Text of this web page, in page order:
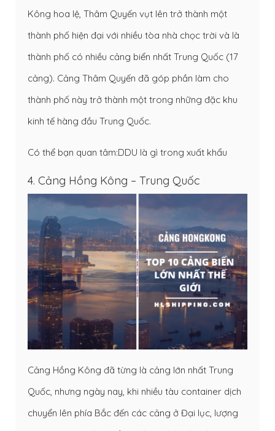
Kông hoa lệ, Thâm Quyến vụt lên trở thành một
thành phố hiện đại với nhiều tòa nhà chọc trời và là
thành phố có nhiều cảng biển nhất Trung Quốc (17
cảng). Cảng Thâm Quyến đã góp phần làm cho
thành phố này trở thành một trong những đặc khu
kinh tế hàng đầu Trung Quốc.
Có thể bạn quan tâm:DDU là gì trong xuất khẩu
4. Cảng Hồng Kông – Trung Quốc
Cảng Hồng Kông đã từng là cảng lớn nhất Trung
Quốc, nhưng ngày nay, khi nhiều tàu container dịch
chuyển lên phía Bắc đến các cảng ở Đại lục, lượng